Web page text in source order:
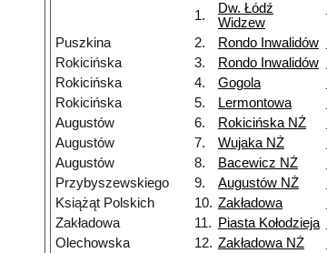
1.
Dw. Łódź
Widzew
Puszkina 2. Rondo Inwalidów
Rokicińska
3. Rondo Inwalidów
Rokicińska
4. Gogola
Rokicińska
5. Lermontowa
Augustów
6. Rokicińska NŻ
Augustów
7. Wujaka NŻ
Augustów
8. Bacewicz NŻ
Przybyszewskiego
9. Augustów NŻ
Książąt Polskich
10. Zakładowa
Zakładowa
11. Piasta Kołodzieja
Olechowska
12. Zakładowa NŻ